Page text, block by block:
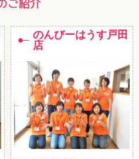
のんびーはうす戸田
店